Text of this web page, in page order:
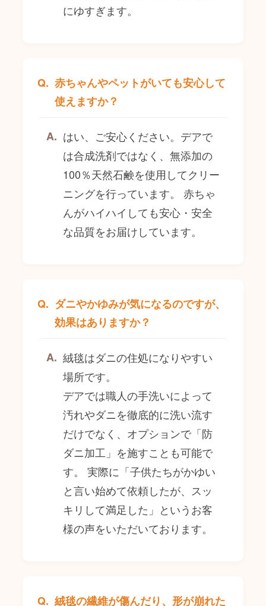
にゆすぎます。
赤ちゃんやペットがいても安心して
使えますか？
はい、ご安心ください。デアで
は合成洗剤ではなく、無添加の
100％天然石鹸を使用してクリー
ニングを行っています。 赤ちゃ
んがハイハイしても安心・安全
な品質をお届けしています。
ダニやかゆみが気になるのですが、
効果はありますか？
絨毯はダニの住処になりやすい
場所です。
デアでは職人の手洗いによって
汚れやダニを徹底的に洗い流す
だけでなく、オプションで「防
ダニ加工」を施すことも可能で
す。 実際に「子供たちがかゆい
と言い始めて依頼したが、スッ
キリして満足した」というお客
様の声をいただいております。
絨毯の繊維が傷んだり、形が崩れた